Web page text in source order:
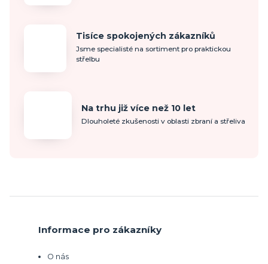
Tisíce spokojených zákazníků
Jsme specialisté na sortiment pro praktickou
střelbu
Na trhu již více než 10 let
Dlouholeté zkušenosti v oblasti zbraní a střeliva
Informace pro zákazníky
O nás